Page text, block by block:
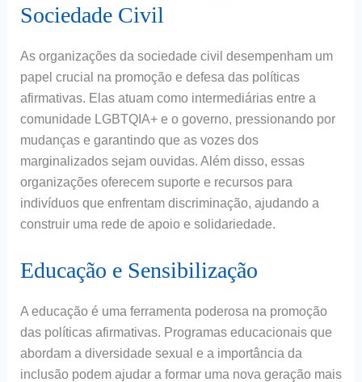
Sociedade Civil
As organizações da sociedade civil desempenham um
papel crucial na promoção e defesa das políticas
afirmativas. Elas atuam como intermediárias entre a
comunidade LGBTQIA+ e o governo, pressionando por
mudanças e garantindo que as vozes dos
marginalizados sejam ouvidas. Além disso, essas
organizações oferecem suporte e recursos para
indivíduos que enfrentam discriminação, ajudando a
construir uma rede de apoio e solidariedade.
Educação e Sensibilização
A educação é uma ferramenta poderosa na promoção
das políticas afirmativas. Programas educacionais que
abordam a diversidade sexual e a importância da
inclusão podem ajudar a formar uma nova geração mais